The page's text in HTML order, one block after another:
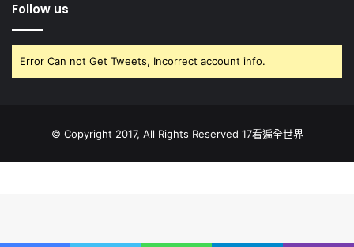
Follow us
Error Can not Get Tweets, Incorrect account info.
© Copyright 2017, All Rights Reserved 17看遍全世界